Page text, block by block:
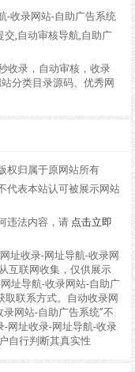
-收录网站-自助广告系统
交,自动审核导航,自助广
收录，自动审核，收录
分类目录源码、优秀网
权归属于原网站所有
代表本站认可被展示网站
违法内容，请 点击立即
址收录-网址导航-收录网
互联网收集，仅供展示
址导航-收录网站-自助广
取联系方式。自动收录网
网站-自助广告系统”不
-网址收录-网址导航-收录
自行判断其真实性